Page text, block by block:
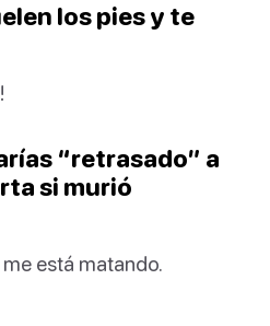
los pies y te
“retrasado” a
si murió
está matando.